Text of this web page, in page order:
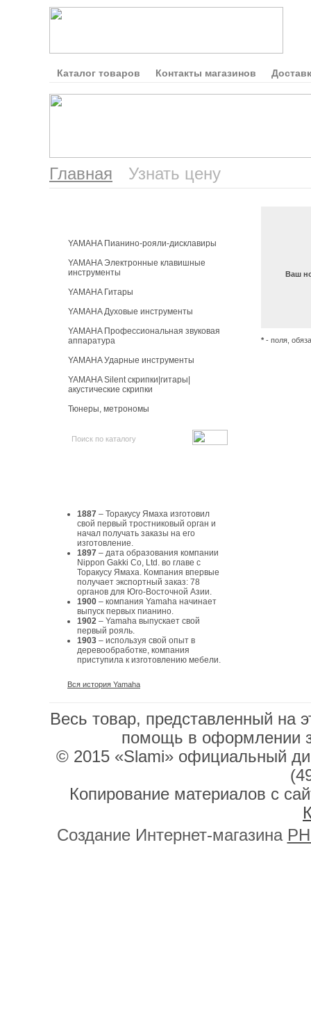
Каталог товаров Контакты магазинов
Главная Узнать цену
YAMAHA Пианино-рояли-дисклавиры
YAMAHA Электронные клавишные
инструменты
YAMAHA Гитары
YAMAHA Духовые инструменты
YAMAHA Профессиональная звуковая
аппаратура
YAMAHA Ударные инструменты
YAMAHA Silent скрипки|гитары|
акустические скрипки
Тюнеры, метрономы
1887 – Торакусу Ямаха изготовил
свой первый тростниковый орган и
начал получать заказы на его
изготовление.
1897 – дата образования компании
Nippon Gakki Co, Ltd. во главе с
Торакусу Ямаха. Компания впервые
получает экспортный заказ: 78
органов для Юго-Восточной Азии.
1900 – компания Yamaha начинает
выпуск первых пианино.
1902 – Yamaha выпускает свой
первый рояль.
1903 – используя свой опыт в
деревообработке, компания
приступила к изготовлению мебели.
Вся история Yamaha
Ваш
* - поля,
Весь товар, представленный на
помощь в оформлении
© 2015 «Slami» официальный
Копирование материалов с
Создание Интернет-магазина